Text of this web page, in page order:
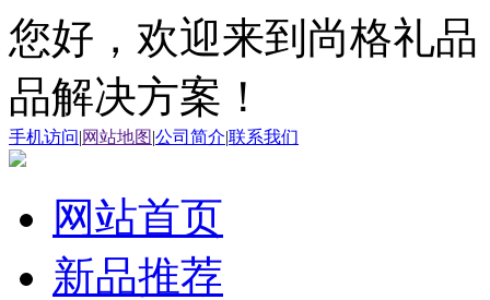
您好，欢迎来到尚格礼
品解决方案！
手机访问|网站地图 |公司简介|联系我们
网站首页
新品推荐